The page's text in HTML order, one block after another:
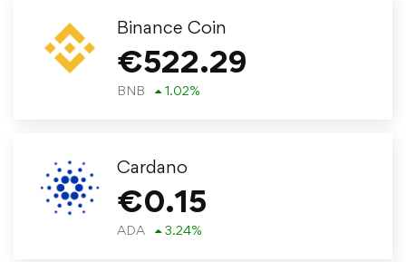
Binance Coin
€522.29
BNB 1.02%
Cardano
€0.15
ADA 3.24%